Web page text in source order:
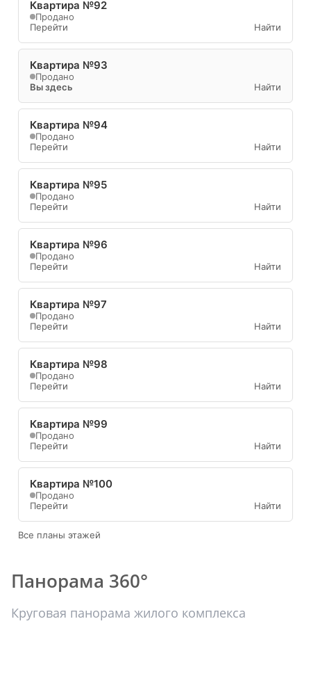
Квартира №92
Продано
Перейти
Найти
Квартира №93
Продано
Вы здесь
Найти
Квартира №94
Продано
Перейти
Найти
Квартира №95
Продано
Перейти
Найти
Квартира №96
Продано
Перейти
Найти
Квартира №97
Продано
Перейти
Найти
Квартира №98
Продано
Перейти
Найти
Квартира №99
Продано
Перейти
Найти
Квартира №100
Продано
Перейти
Найти
Все планы этажей
Панорама 360°
Круговая панорама жилого комплекса